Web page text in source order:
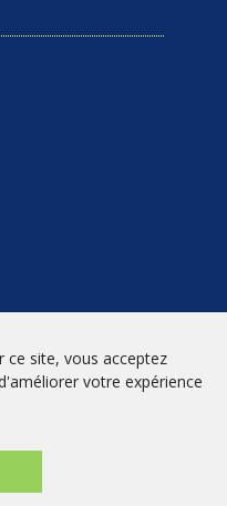
créé par
ce site, vous acceptez
votre expérience